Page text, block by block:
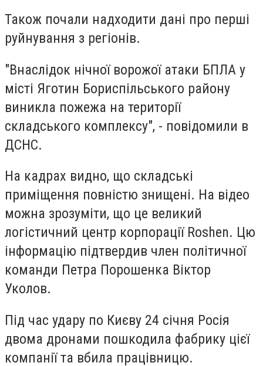
Також почали надходити дані про перші
руйнування з регіонів.
"Внаслідок нічної ворожої атаки БПЛА у
місті Яготин Бориспільського району
виникла пожежа на території
складського комплексу", - повідомили в
ДСНС.
На кадрах видно, що складські
приміщення повністю знищені. На відео
можна зрозуміти, що це великий
логістичний центр корпорації Roshen. Цю
інформацію підтвердив член політичної
команди Петра Порошенка Віктор
Уколов.
Під час удару по Києву 24 січня Росія
двома дронами пошкодила фабрику цієї
компанії та вбила працівницю.